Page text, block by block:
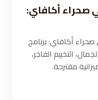
صحراء أكافاي:
أكافاي: برنامج
التخييم الفاخر،
مقترحة.